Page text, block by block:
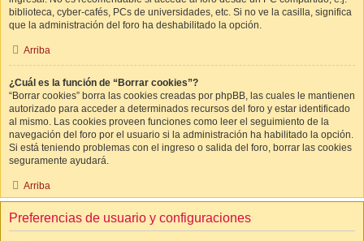
biblioteca, cyber-cafés, PCs de universidades, etc. Si no ve la casilla, significa
que la administración del foro ha deshabilitado la opción.
Arriba
¿Cuál es la función de “Borrar cookies”?
“Borrar cookies” borra las cookies creadas por phpBB, las cuales le mantienen
autorizado para acceder a determinados recursos del foro y estar identificado
al mismo. Las cookies proveen funciones como leer el seguimiento de la
navegación del foro por el usuario si la administración ha habilitado la opción.
Si está teniendo problemas con el ingreso o salida del foro, borrar las cookies
seguramente ayudará.
Arriba
Preferencias de usuario y configuraciones